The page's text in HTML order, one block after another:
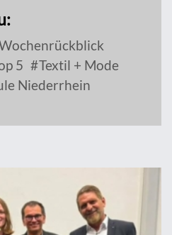
5
Textil + Mode
Niederrhein